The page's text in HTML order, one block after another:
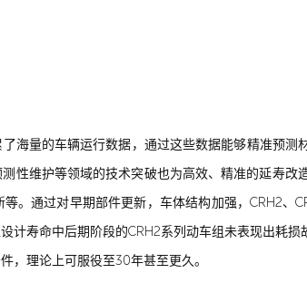
海量的车辆运行数据，通过这些数据能够精准预
性维护等领域的技术突破也为高效、精准的延寿改
。通过对早期部件更新，车体结构加强，CRH2、
计寿命中后期阶段的CRH2系列动车组未表现出耗
，理论上可服役至30年甚至更久。